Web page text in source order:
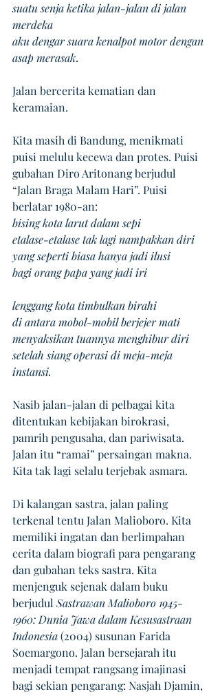
suatu senja ketika jalan-jalan di jalan
merdeka
aku dengar suara kenalpot motor dengan
asap merasak.
Jalan bercerita kematian dan
keramaian.
Kita masih di Bandung, menikmati
puisi melulu kecewa dan protes. Puisi
gubahan Diro Aritonang berjudul
“Jalan Braga Malam Hari”. Puisi
berlatar 1980-an:
bising kota larut dalam sepi
etalase-etalase tak lagi nampakkan diri
yang seperti biasa hanya jadi ilusi
bagi orang papa yang jadi iri
lenggang kota timbulkan birahi
di antara mobol-mobil berjejer mati
menyaksikan tuannya menghibur diri
setelah siang operasi di meja-meja
instansi.
Nasib jalan-jalan di pelbagai kita
ditentukan kebijakan birokrasi,
pamrih pengusaha, dan pariwisata.
Jalan itu “ramai” persaingan makna.
Kita tak lagi selalu terjebak asmara.
Di kalangan sastra, jalan paling
terkenal tentu Jalan Malioboro. Kita
memiliki ingatan dan berlimpahan
cerita dalam biografi para pengarang
dan gubahan teks sastra. Kita
menjenguk sejenak dalam buku
berjudul Sastrawan Malioboro 1945-
1960: Dunia Jawa dalam Kesusastraan
Indonesia (2004) susunan Farida
Soemargono. Jalan bersejarah itu
menjadi tempat rangsang imajinasi
bagi sekian pengarang: Nasjah Djamin,